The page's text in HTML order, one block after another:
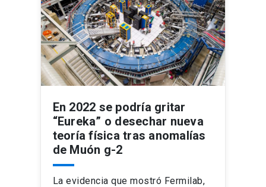
En 2022 se podría gritar
“Eureka” o desechar nueva
teoría física tras anomalías
de Muón g-2
La evidencia que mostró Fermilab,